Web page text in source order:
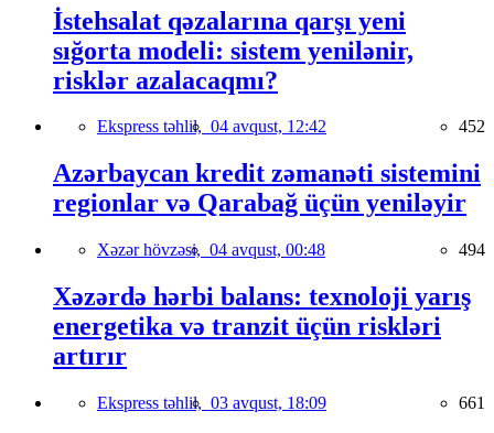
İstehsalat qəzalarına qarşı yeni
sığorta modeli: sistem yenilənir,
risklər azalacaqmı?
Ekspress təhlil, 04 avqust, 12:42 452
Azərbaycan kredit zəmanəti sistemini
regionlar və Qarabağ üçün yeniləyir
Xəzər hövzəsi, 04 avqust, 00:48 494
Xəzərdə hərbi balans: texnoloji yarış
energetika və tranzit üçün riskləri
artırır
Ekspress təhlil, 03 avqust, 18:09 661